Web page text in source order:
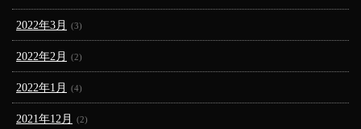
2022年3月 (3)
2022年2月 (2)
2022年1月 (4)
2021年12月 (2)